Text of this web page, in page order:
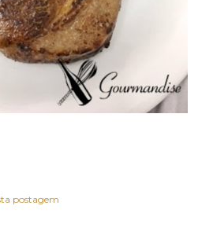
postagem